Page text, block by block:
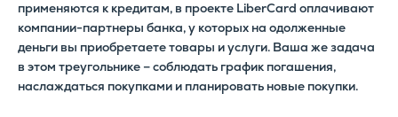
применяются к кредитам, в проекте LiberCard оплачивают
компании-партнеры банка, у которых на одолженные
деньги вы приобретаете товары и услуги. Ваша же задача
в этом треугольнике – соблюдать график погашения,
наслаждаться покупками и планировать новые покупки.